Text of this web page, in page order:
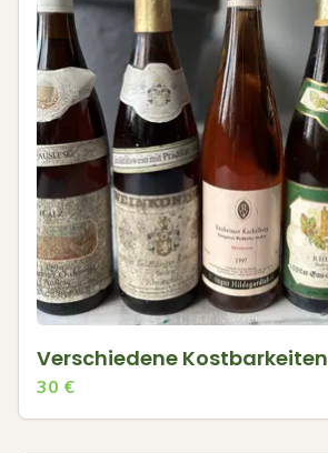
Verschiedene Kostbarkeiten
30 €